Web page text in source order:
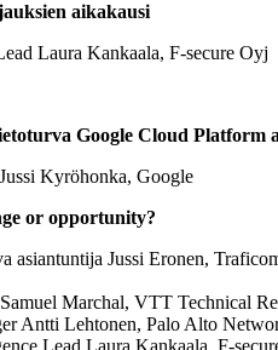
aikakausi
Laura Kankaala, F-secure Oyj
Google Cloud Platform
Kyröhonka, Google
or opportunity?
asiantuntija Jussi Eronen,
Marchal, VTT Technical
Antti Lehtonen, Palo Alto